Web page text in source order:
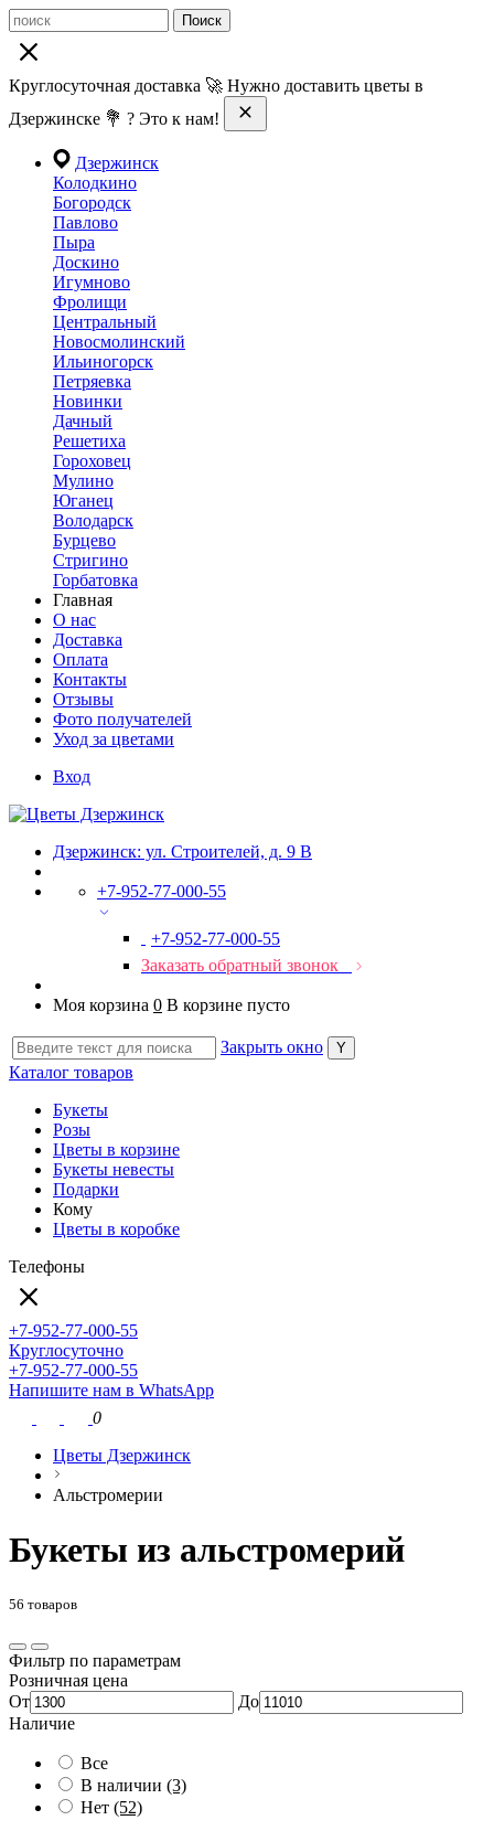
Поиск
Круглосуточная доставка 🚀 Нужно доставить цветы в
Дзержинске 💐 ? Это к нам!
Дзержинск
Колодкино
Богородск
Павлово
Пыра
Доскино
Игумново
Фролищи
Центральный
Новосмолинский
Ильиногорск
Петряевка
Новинки
Дачный
Решетиха
Гороховец
Мулино
Юганец
Володарск
Бурцево
Стригино
Горбатовка
Главная
О нас
Доставка
Оплата
Контакты
Отзывы
Фото получателей
Уход за цветами
Вход
Дзержинск: ул. Строителей, д. 9 В
+7-952-77-000-55
+7-952-77-000-55
Заказать обратный звонок
Моя корзина 0 В корзине пусто
Закрыть окно
Каталог товаров
Букеты
Розы
Цветы в корзине
Букеты невесты
Подарки
Кому
Цветы в коробке
Телефоны
+7-952-77-000-55
Круглосуточно
+7-952-77-000-55
Напишите нам в WhatsApp
0
Цветы Дзержинск
Альстромерии
Букеты из альстромерий
56 товаров
Фильтр по параметрам
Розничная цена
От
До
Наличие
Все
В наличии (3)
Нет (52)